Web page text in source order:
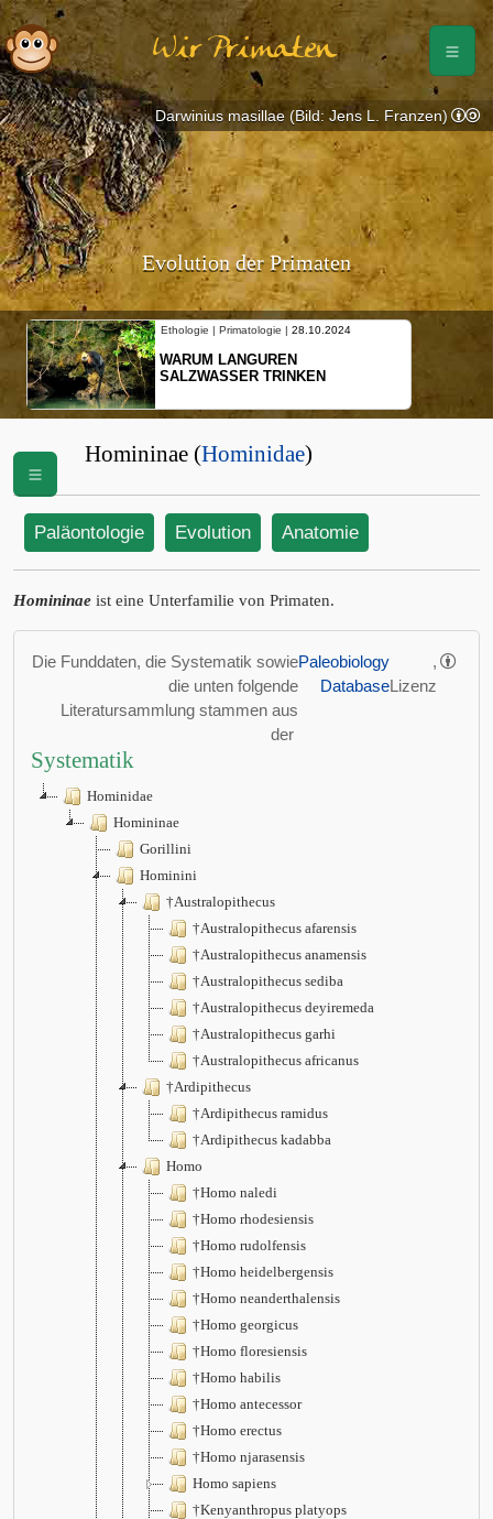
Wir Primaten
Evolution der Primaten
Ethologie | Primatologie | 28.10.2024
WARUM LANGUREN
SALZWASSER TRINKEN
Darwinius masillae (Bild: Jens L. Franzen)
Homininae (Hominidae)
Paläontologie Evolution Anatomie
Homininae ist eine Unterfamilie von Primaten.
Die Funddaten, die Systematik sowie
die unten folgende
Literatursammlung stammen aus
der
Paleobiology
Database
,
Lizenz
Systematik
Hominidae
Homininae
Gorillini
Hominini
†Australopithecus
†Australopithecus afarensis
†Australopithecus anamensis
†Australopithecus sediba
†Australopithecus deyiremeda
†Australopithecus garhi
†Australopithecus africanus
†Ardipithecus
†Ardipithecus ramidus
†Ardipithecus kadabba
Homo
†Homo naledi
†Homo rhodesiensis
†Homo rudolfensis
†Homo heidelbergensis
†Homo neanderthalensis
†Homo georgicus
†Homo floresiensis
†Homo habilis
†Homo antecessor
†Homo erectus
†Homo njarasensis
Homo sapiens
†Kenyanthropus platyops